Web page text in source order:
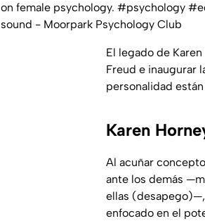
on female psychology. #psychology
sound - Moorpark Psychology Club
El legado de
Freud e inaugurar
personalidad
Karen
Al acuñar
ante los demás
ellas (desapego)—,
enfocado en el